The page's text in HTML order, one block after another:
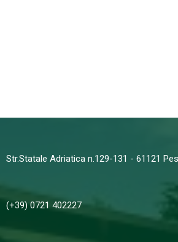
Str.Statale Adriatica n.129-131 - 61121
(+39) 0721 402227